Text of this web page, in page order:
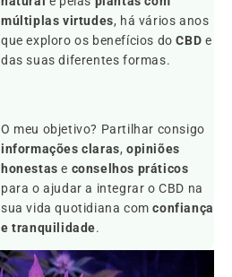
múltiplas virtudes, há vários anos
que exploro os benefícios doCBD e
das suas diferentes formas.
O meu objetivo? Partilhar consigo
informações claras,opiniões
honestas e conselhos práticos
para o ajudar a integrar o CBD na
sua vida quotidiana comconfiança
e tranquilidade.